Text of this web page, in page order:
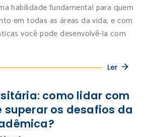
habilidade fundamental para quem
em todas as áreas da vida, e com
você pode desenvolvê-la com
Ler
como lidar com
superar os desafios da